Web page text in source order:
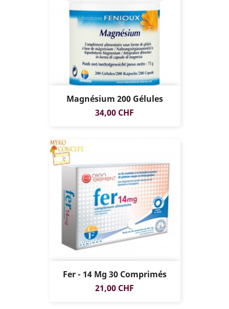
Magnésium 200 Gélules
Prix
34,00 CHF
Fer - 14 Mg 30 Comprimés
Prix
21,00 CHF